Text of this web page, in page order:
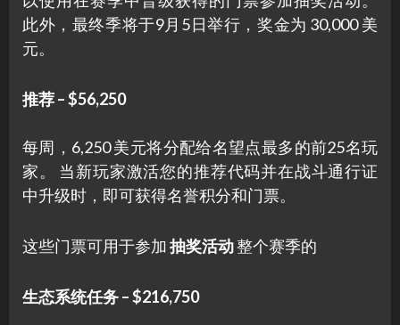
此外，最终季将于9月5日举行，奖金为 30,000 美
元。
推荐 – $56,250
每周，6,250 美元将分配给名望点最多的前25名玩
家。 当新玩家激活您的推荐代码并在战斗通行证
中升级时，即可获得名誉积分和门票。
这些门票可用于参加 抽奖活动整个赛季的
生态系统任务 – $216,750